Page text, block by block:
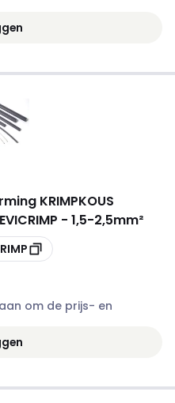
KRIMPKOUS
- 1,5-2,5mm²
om de prijs- en